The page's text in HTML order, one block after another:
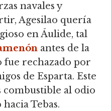
navales y
Agesilao quería
en Áulide, tal
antes de la
fue rechazado por
de Esparta. Este
al odio
Tebas.